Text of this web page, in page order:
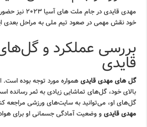
مهدی قایدی در
خود نقش مهمی در صعود تیم ملی به مراحل بعدی
بررسی عملکرد و
قایدی
گل های مهدی قایدیهمواره مورد توجه بوده
بالای خود، گل‌های تماشایی زیادی به ثمر رسانده
گل‌های او، می‌توانید به سایت‌های ورزشی مراجعه
مهدی قایدیو وضعیت آمادگی جسمانی او برای